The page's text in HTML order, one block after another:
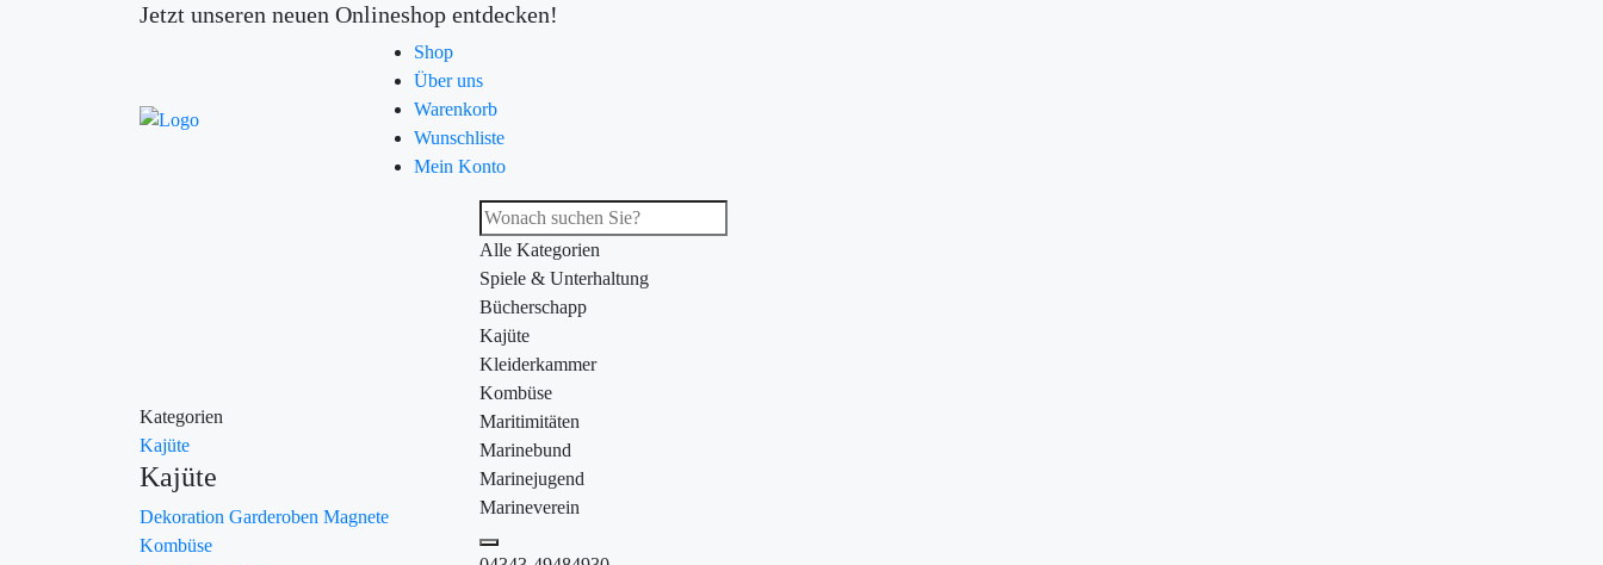
Jetzt unseren neuen Onlineshop entdecken!
Shop
Über uns
Warenkorb
Wunschliste
Mein Konto
Kategorien
Kajüte
Kajüte
Dekoration Garderoben Magnete
Kombüse
Alle Kategorien
Spiele & Unterhaltung
Bücherschapp
Kajüte
Kleiderkammer
Kombüse
Maritimitäten
Marinebund
Marinejugend
Marineverein